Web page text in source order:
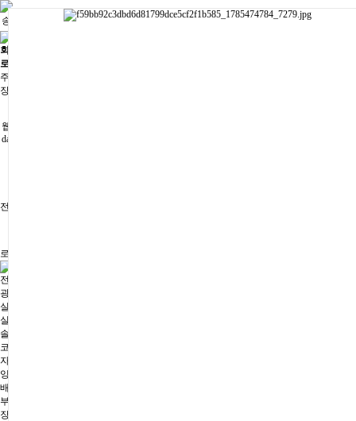
송월타올 회원가입 시 반할가격
모든 광고를 손쉽게 다다모
회원가입
로그인
주문/배송
장바구니
웹하드 ID/PW: dada1234
dadamoa1234@naver.com
전체메뉴
로그인
전체카테고리
광고자재
실사원단
실사미디어
솔벤시트지
코팅지
자석시트
잉크
배너거치대
부자재
장비 및 부품